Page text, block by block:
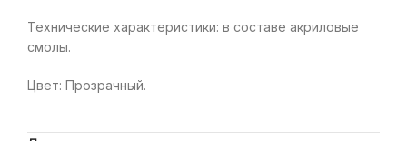
Технические характеристики: в составе акриловые
смолы.
Цвет: Прозрачный.